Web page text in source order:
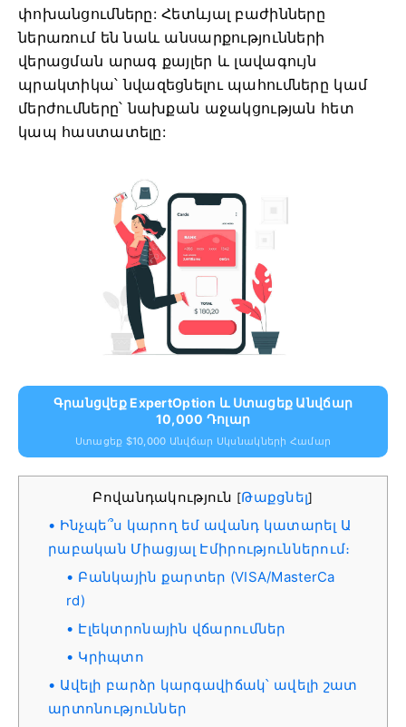
փոխանցումները: Հետևյալ բաժինները
ներառում են նաև անսարքությունների
վերացման արագ քայլեր և լավագույն
պրակտիկա՝ նվազեցնելու պահումները կամ
մերժումները՝ նախքան աջակցության հետ
կապ հաստատելը:
Գրանցվեք ExpertOption ԵՒ Ստացեք Անվճար
10,000 Դոլար
Ստացեք $10,000 Անվճար Սկսնակների Համար
Բովանդակություն [Թաքցնել]
Ինչպե՞ս կարող եմ ավանդ կատարել Ա
րաբական Միացյալ Էմիրություններում։
Բանկային քարտեր (VISA/MasterCa
rd)
Էլեկտրոնային վճարումներ
Կրիպտո
Ավելի բարձր կարգավիճակ՝ ավելի շատ
արտոնություններ